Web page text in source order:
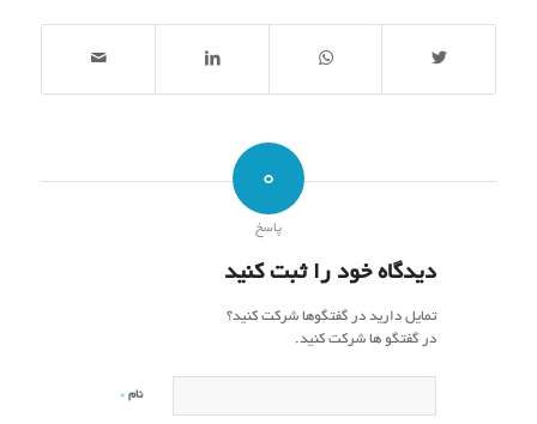
0
پاسخ
دیدگاه خود را ثبت کنید
تمایل دارید در گفتگوها شرکت کنید؟
در گفتگو ها شرکت کنید.
نام *